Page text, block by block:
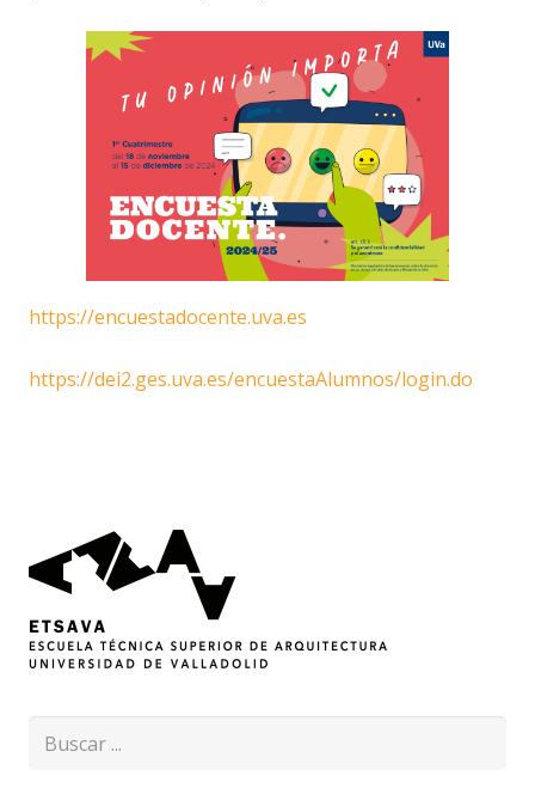
https://encuestadocente.uva.es
https://dei2.ges.uva.es/encuestaAlumnos/login.do